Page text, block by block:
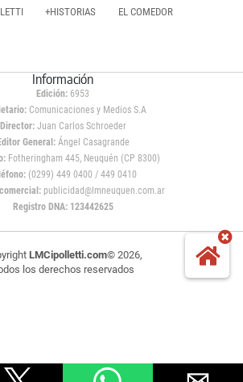
+HISTORIAS EL COMEDOR
Información
Edición: 6953
Comunicaciones y Medios S.A
Director: Juan Carlos Schroeder
General:Ángel Casagrande
Fotheringham 445, Neuquén (CP 8300)
(0299) 449 0400 / 449 0410
publicidad@lmneuquen.com.ar
Registro DNA: 123442625
LMCipolletti.com© 2026,
los derechos reservados